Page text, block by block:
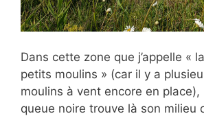
Dans cette zone que j’appelle «
petits moulins » (car il y a
moulins à vent encore en place),
queue noire trouve là son milieu